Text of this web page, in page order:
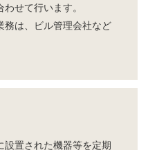
せて行います。
務は、ビル管理会社など
設置された機器等を定期